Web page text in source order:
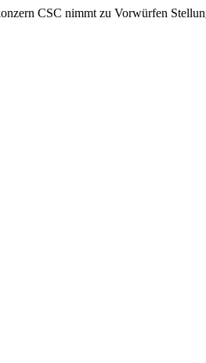
CSC nimmt zu Vorwürfen